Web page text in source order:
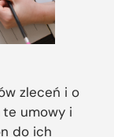
zleceń i o
te umowy i
do ich